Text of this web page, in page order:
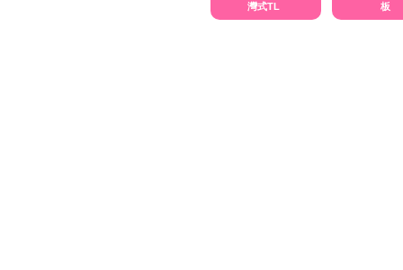
灣式TL
板